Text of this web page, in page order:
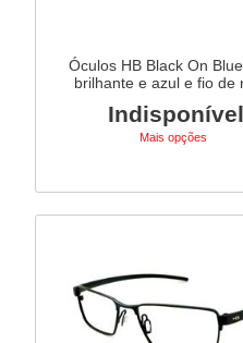
Óculos HB Black On
brilhante e azul e fio de
Indisponível
Mais opções